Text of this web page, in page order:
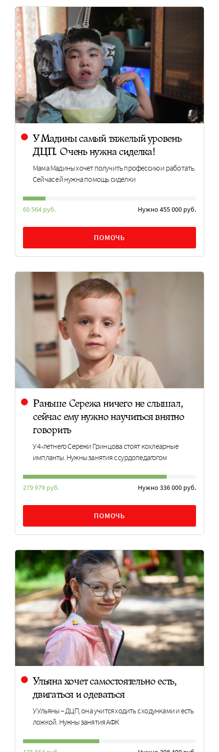
У Мадины самый тяжелый уровень
ДЦП. Очень нужна сиделка!
Мама Мадины хочет получить профессию и работать.
Сейчас ей нужна помощь сиделки
60 564 руб. Нужно 455 000 руб.
ПОМОЧЬ
Раньше Сережа ничего не слышал,
сейчас ему нужно научиться внятно
говорить
У 4-летнего Сережи Гринцова стоят кохлеарные
импланты. Нужны занятия с сурдопедагогом
279 979 руб. Нужно 336 000 руб.
ПОМОЧЬ
Ульяна хочет самостоятельно есть,
двигаться и одеваться
У Ульяны – ДЦП, она учится ходить с ходунками и есть
ложкой. Нужны занятия АФК